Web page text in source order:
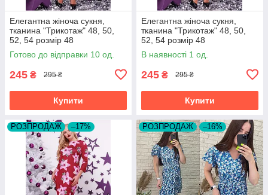
Елегантна жіноча сукня,
тканина "Трикотаж" 48, 50,
52, 54 розмір 48
Готово до відправки 10 од.
245 ₴ 295 ₴
Купити
Елегантна жіноча сукня,
тканина "Трикотаж" 48, 50,
52, 54 розмір 48
В наявності 1 од.
245 ₴ 295 ₴
Купити
РОЗПРОДАЖ –17% РОЗПРОДАЖ –16%